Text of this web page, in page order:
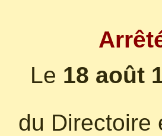
Le 18 août
du Directoire